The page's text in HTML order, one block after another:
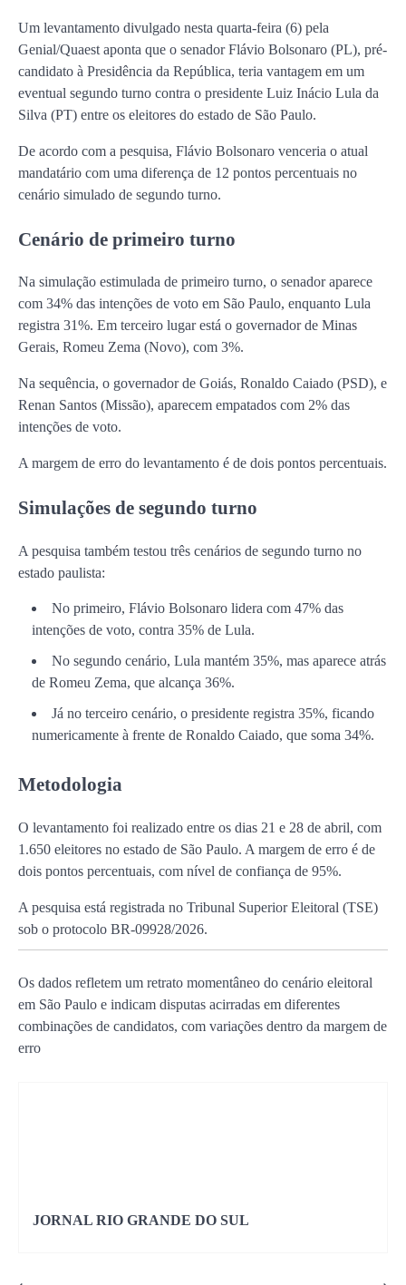
Um levantamento divulgado nesta quarta-feira (6) pela
Genial/Quaest aponta que o senadorFlávio Bolsonaro (PL), pré-
candidato à Presidência da República, teria vantagem em um
eventual segundo turno contra o presidente Luiz Inácio Lula da
Silva (PT) entre os eleitores do estado de São Paulo.
De acordo com a pesquisa, Flávio Bolsonaro venceria o atual
mandatário com uma diferença de 12 pontos percentuais no
cenário simulado de segundo turno.
Cenário de primeiro turno
Na simulação estimulada de primeiro turno, o senador aparece
com 34% das intenções de voto em São Paulo, enquanto Lula
registra 31%. Em terceiro lugar está o governador de Minas
Gerais, Romeu Zema (Novo), com 3%.
Na sequência, o governador de Goiás, Ronaldo Caiado (PSD), e
Renan Santos (Missão), aparecem empatados com 2% das
intenções de voto.
A margem de erro do levantamento é de dois pontos percentuais.
Simulações de segundo turno
A pesquisa também testou três cenários de segundo turno no
estado paulista:
No primeiro, Flávio Bolsonaro lidera com 47% das
intenções de voto, contra 35% de Lula.
No segundo cenário, Lula mantém 35%, mas aparece atrás
de Romeu Zema, que alcança 36%.
Já no terceiro cenário, o presidente registra 35%, ficando
numericamente à frente de Ronaldo Caiado, que soma 34%.
Metodologia
O levantamento foi realizado entre os dias 21 e 28 de abril, com
1.650 eleitores no estado de São Paulo. A margem de erro é de
dois pontos percentuais, com nível de confiança de 95%.
A pesquisa está registrada no Tribunal Superior Eleitoral (TSE)
sob o protocolo BR-09928/2026.
Os dados refletem um retrato momentâneo do cenário eleitoral
em São Paulo e indicam disputas acirradas em diferentes
combinações de candidatos, com variações dentro da margem de
erro
JORNAL RIO GRANDE DO SUL